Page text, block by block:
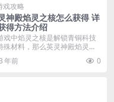
戏攻略
神殿焰灵之核怎么获得 详
得方法介绍
戏中焰灵之核是解锁青铜科技
殊材料，那么英灵神殿焰灵之
么获得呢？还不知...
年前 0